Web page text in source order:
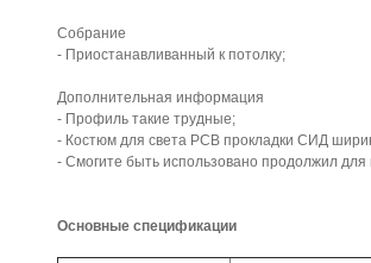
Собрание
- Приостанавливанный к потолку;
Дополнительная информация
- Профиль такие трудные;
- Костюм для света PCB прокладки СИД
- Смогите быть использовано продолжил для
Основные спецификации